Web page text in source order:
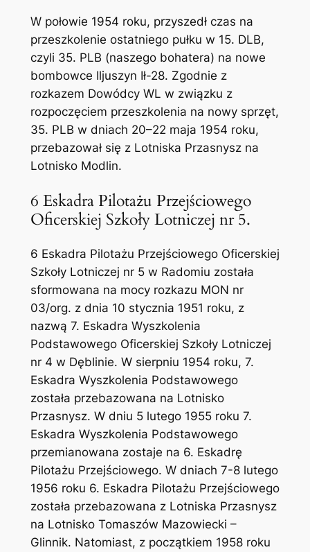
W połowie 1954 roku, przyszedł czas na
przeszkolenie ostatniego pułku w 15. DLB,
czyli 35. PLB (naszego bohatera) na nowe
bombowce Iljuszyn Ił-28. Zgodnie z
rozkazem Dowódcy WL w związku z
rozpoczęciem przeszkolenia na nowy sprzęt,
35. PLB w dniach 20–22 maja 1954 roku,
przebazował się z Lotniska Przasnysz na
Lotnisko Modlin.
6 Eskadra Pilotażu Przejściowego
Oficerskiej Szkoły Lotniczej nr 5.
6 Eskadra Pilotażu Przejściowego Oficerskiej
Szkoły Lotniczej nr 5 w Radomiu została
sformowana na mocy rozkazu MON nr
03/org. z dnia 10 stycznia 1951 roku, z
nazwą 7. Eskadra Wyszkolenia
Podstawowego Oficerskiej Szkoły Lotniczej
nr 4 w Dęblinie. W sierpniu 1954 roku, 7.
Eskadra Wyszkolenia Podstawowego
została przebazowana na Lotnisko
Przasnysz. W dniu 5 lutego 1955 roku 7.
Eskadra Wyszkolenia Podstawowego
przemianowana zostaje na 6. Eskadrę
Pilotażu Przejściowego. W dniach 7-8 lutego
1956 roku 6. Eskadra Pilotażu Przejściowego
została przebazowana z Lotniska Przasnysz
na Lotnisko Tomaszów Mazowiecki –
Glinnik. Natomiast, z początkiem 1958 roku